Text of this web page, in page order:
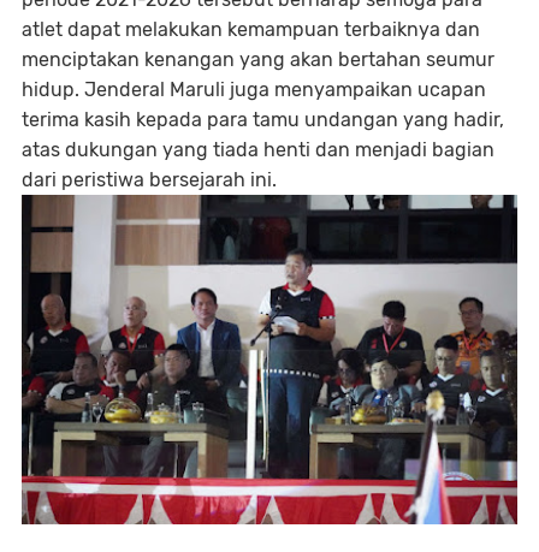
atlet dapat melakukan kemampuan terbaiknya dan
menciptakan kenangan yang akan bertahan seumur
hidup. Jenderal Maruli juga menyampaikan ucapan
terima kasih kepada para tamu undangan yang hadir,
atas dukungan yang tiada henti dan menjadi bagian
dari peristiwa bersejarah ini.